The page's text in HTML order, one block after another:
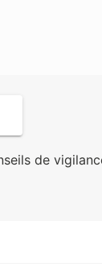
de